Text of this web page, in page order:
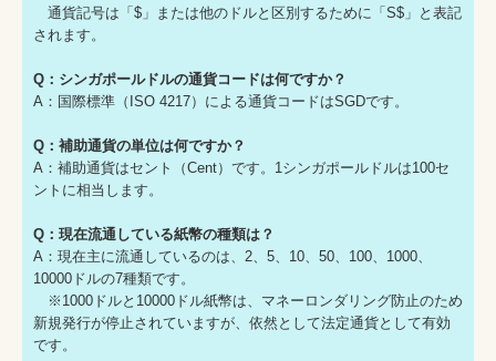
通貨記号は「$」または他のドルと区別するために「S$」と表記
されます。
Q：シンガポールドルの通貨コードは何ですか？
A：国際標準（ISO 4217）による通貨コードはSGDです。
Q：補助通貨の単位は何ですか？
A：補助通貨はセント（Cent）です。1シンガポールドルは100セ
ントに相当します。
Q：現在流通している紙幣の種類は？
A：現在主に流通しているのは、2、5、10、50、100、1000、
10000ドルの7種類です。
※1000ドルと10000ドル紙幣は、マネーロンダリング防止のため
新規発行が停止されていますが、依然として法定通貨として有効
です。